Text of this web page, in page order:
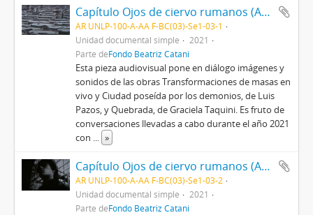
Capítulo Ojos de ciervo rumanos (Audiovisual) con Luis Pazos y Graciela Taquini
AR UNLP-100-A-AA F-BC(03)-Se1-03-1
Unidad documental simple
2021
Parte deFondo Beatriz Catani
Esta pieza audiovisual pone en diálogo imágenes y
sonidos de las obras Transformaciones de masas en
vivo y Ciudad poseída por los demonios, de Luis
Pazos, y Quebrada, de Graciela Taquini. Es fruto de
conversaciones llevadas a cabo durante el año 2021
con ... »
Capítulo Ojos de ciervo rumanos (Audiovisual). En diálogo con Carlos Vallina
AR UNLP-100-A-AA F-BC(03)-Se1-03-2
Unidad documental simple
2021
Parte deFondo Beatriz Catani